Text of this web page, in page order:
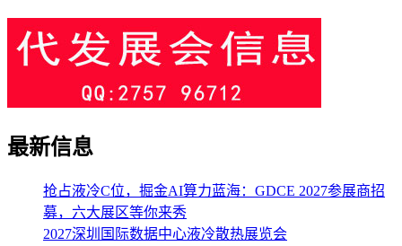
最新信息
抢占液冷C位，掘金AI算力蓝海：GDCE 2027参展商招
募，六大展区等你来秀
2027深圳国际数据中心液冷散热展览会